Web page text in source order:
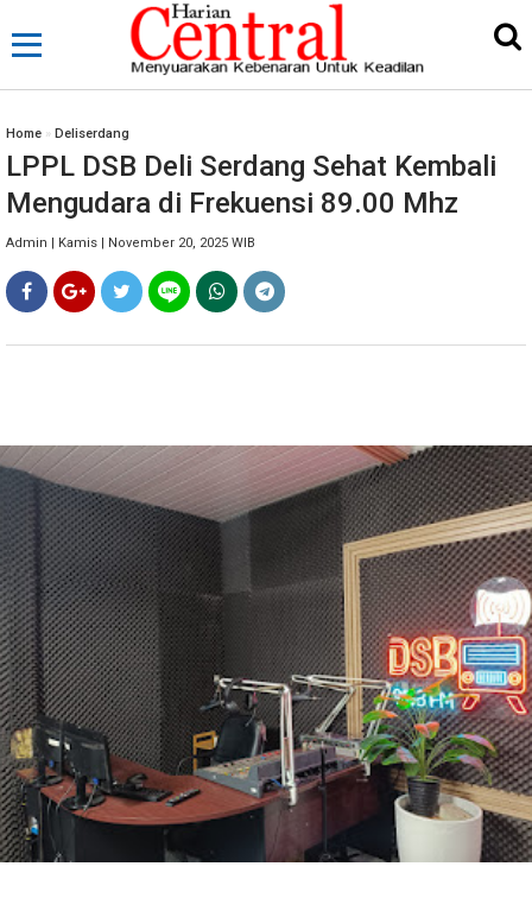
Home » Deliserdang
LPPL DSB Deli Serdang Sehat Kembali
Mengudara di Frekuensi 89.00 Mhz
Admin | Kamis | November 20, 2025 WIB